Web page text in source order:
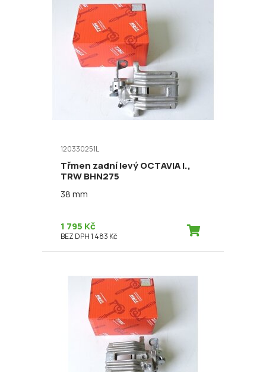
120330251L
Třmen zadní levý OCTAVIA I.,
TRW BHN275
38 mm
1 795 Kč
BEZ DPH 1 483 Kč